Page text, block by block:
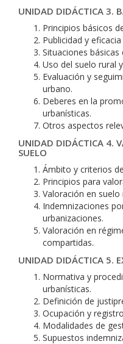
UNIDAD DIDÁCTICA 3.
Principios básicos
Publicidad y
Situaciones básicas
Uso del suelo rural
Evaluación y
urbano.
Deberes en la
urbanísticas.
Otros aspectos
UNIDAD DIDÁCTICA 4.
SUELO
Ámbito y criterios
Principios para
Valoración en suelo
Indemnizaciones
urbanizaciones.
Valoración en
compartidas.
UNIDAD DIDÁCTICA 5.
Normativa y
urbanísticas.
Definición de
Ocupación y
Modalidades de
Supuestos